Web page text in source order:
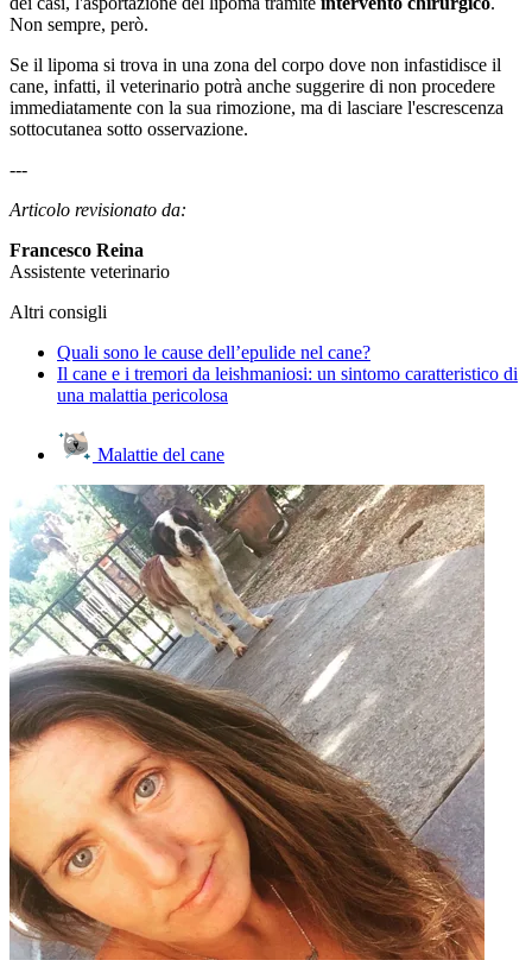
Non sempre, però.
Se il lipoma si trova in una zona del corpo dove non infastidisce il
cane, infatti, il veterinario potrà anche suggerire di non procedere
immediatamente con la sua rimozione, ma di lasciare l'escrescenza
sottocutanea sotto osservazione.
---
Articolo revisionato da:
Francesco Reina
Assistente veterinario
Altri consigli
Quali sono le cause dell’epulide nel cane?
Il cane e i tremori da leishmaniosi: un sintomo caratteristico di
una malattia pericolosa
Malattie del cane